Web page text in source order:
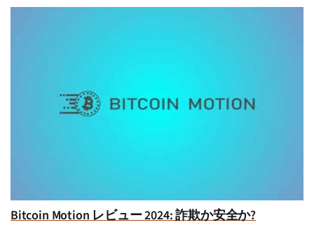
Bitcoin Motion レビュー 2024: 詐欺か安全か?